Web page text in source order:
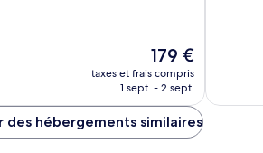
Le
nouveau
prix
de
179 €
taxes et frais compris
1 sept. - 2 sept.
des hébergements similaires